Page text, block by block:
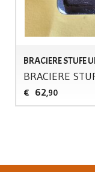
BRACIERE STUFE
BRACIERE
€ 62,90